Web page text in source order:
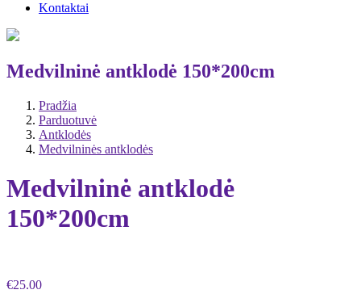
Kontaktai
Medvilninė antklodė 150*200cm
Pradžia
Parduotuvė
Antklodės
Medvilninės antklodės
Medvilninė antklodė
150*200cm
€25.00